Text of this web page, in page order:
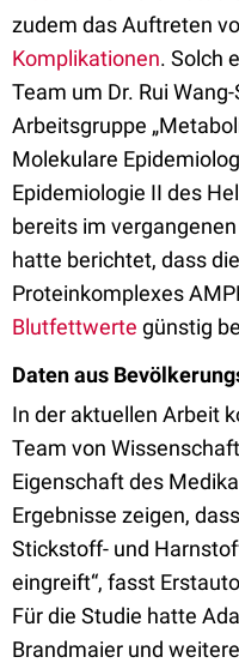
zudem das Auftreten
Komplikationen. Solch
Team um Dr. Rui
Arbeitsgruppe
Molekulare
Epidemiologie II des
bereits im
hatte berichtet, dass
Proteinkomplexes
Blutfettwerte günstig
Daten aus
In der aktuellen Arbeit
Team von
Eigenschaft des
Ergebnisse zeigen,
Stickstoff- und
eingreift“, fasst
Für die Studie hatte
Brandmaier und